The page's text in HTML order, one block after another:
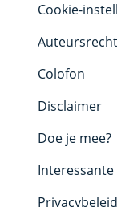
Cookie-
Auteursrecht
Colofon
Disclaimer
Doe je mee?
Interessante
Privacybeleid